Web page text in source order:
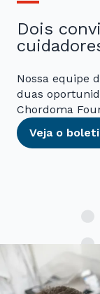
Dois
Nossa equipe
duas
Chordoma
Veja o